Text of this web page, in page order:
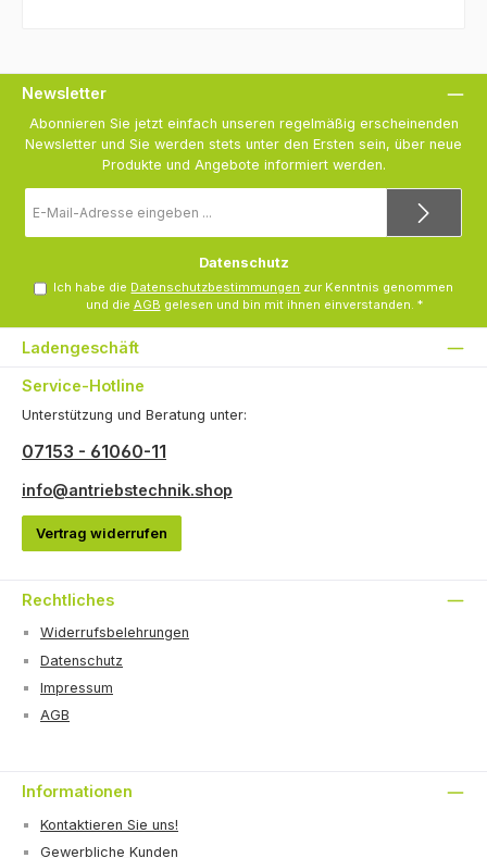
Newsletter
Abonnieren Sie jetzt einfach unseren regelmäßig erscheinenden
Newsletter und Sie werden stets unter den Ersten sein, über neue
Produkte und Angebote informiert werden.
Mail-
Adresse
Datenschutz
Ich habe die Datenschutzbestimmungen zur Kenntnis genommen
und die AGB gelesen und bin mit ihnen einverstanden. *
Ladengeschäft
Service-Hotline
Unterstützung und Beratung unter:
07153 - 61060-11
info@antriebstechnik.shop
Vertrag widerrufen
Rechtliches
Widerrufsbelehrungen
Datenschutz
Impressum
AGB
Informationen
Kontaktieren Sie uns!
Gewerbliche Kunden